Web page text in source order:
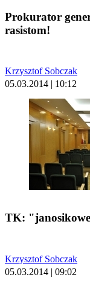
Prokurator
rasistom!
Krzysztof Sobczak
05.03.2014 | 10:12
TK:
Krzysztof Sobczak
05.03.2014 | 09:02